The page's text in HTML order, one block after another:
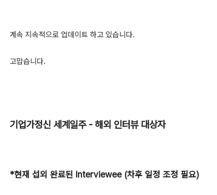
계속 지속적으로 업데이트 하고 있습니다.
고맙습니다.
기업가정신 세계일주 - 해외 인터뷰 대상자
*현재 섭외 완료된 Interviewee (차후 일정 조정 필요)